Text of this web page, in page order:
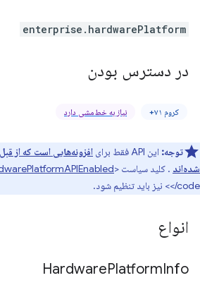
enterprise.hardwarePlatform
در دسترس بودن
کروم ۷۱+ نیاز به خط‌مشی دارد
توجه: این API فقط برای
افزونه‌هایی است که
شده‌اند . کلید سیاست <code>
</code> نیز باید تنظیم شود.
انواع
HardwarePlatformInfo